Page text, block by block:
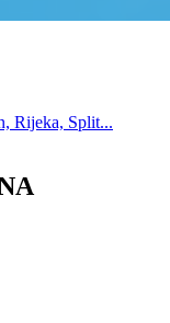
Rijeka, Split...